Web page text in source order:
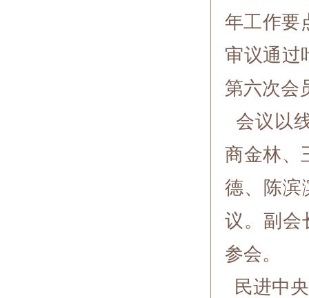
年工作要
审议通过
第六次会
会议以
商金林、
德、陈滨
议。副会
参会。
民进中